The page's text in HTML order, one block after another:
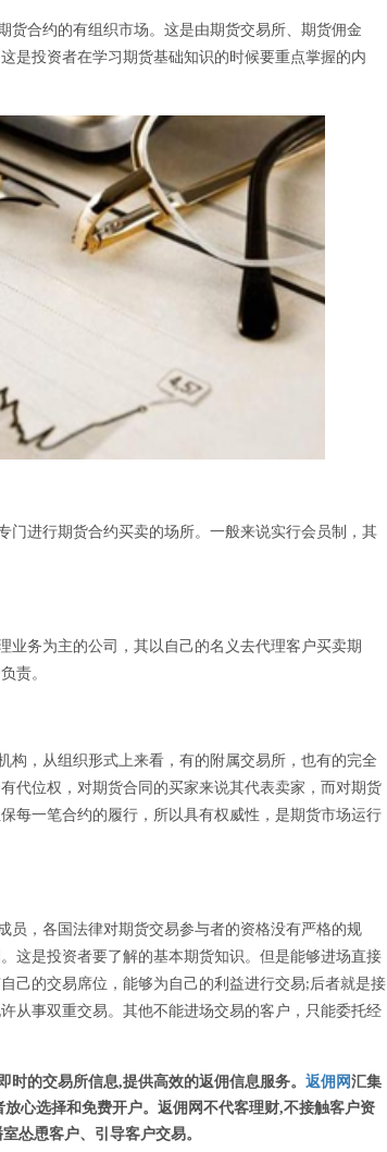
货合约的有组织市场。这是由期货交易所、期货佣金
是投资者在学习期货基础知识的时候要重点掌握的内
门进行期货合约买卖的场所。一般来说实行会员制，其
业务为主的公司，其以自己的名义去代理客户买卖期
责。
构，从组织形式上来看，有的附属交易所，也有的完全
代位权，对期货合同的买家来说其代表卖家，而对期货
每一笔合约的履行，所以具有权威性，是期货市场运行
员，各国法律对期货交易参与者的资格没有严格的规
这是投资者要了解的基本期货知识。但是能够进场直接
己的交易席位，能够为自己的利益进行交易;后者就是接
从事双重交易。其他不能进场交易的客户，只能委托经
时的交易所信息,提供高效的返佣信息服务。 返佣网汇集
放心选择和免费开户。返佣网不代客理财,不接触客户资
怂恿客户、引导客户交易。